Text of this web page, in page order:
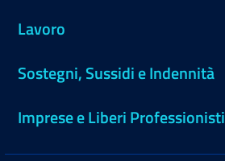
Lavoro
Sostegni, Sussidi e Indennità
Imprese e Liberi Professionisti